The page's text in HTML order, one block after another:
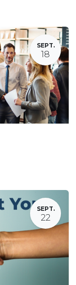
SEPT.
18
SEPT.
22